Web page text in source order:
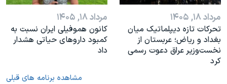
مرداد ۱۸, ۱۴۰۵
تحرکات تازه دیپلماتیک میان
بغداد و ریاض؛ عربستان از
نخست‌وزیر عراق دعوت رسمی
کرد
مرداد ۱۸, ۱۴۰۵
کانون هموفیلی ایران نسبت به
کمبود داروهای حیاتی هشدار
داد
مشاهده برنامه های قبلی